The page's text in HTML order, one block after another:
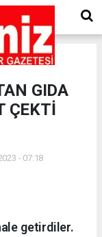
GIDA
ÇEKTİ
- 07:18
getirdiler.